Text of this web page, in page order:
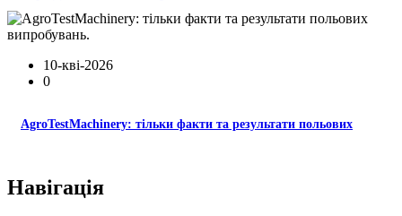
10-кві-2026
0
AgroTestMachinery: тільки факти та результати польових
Навігація